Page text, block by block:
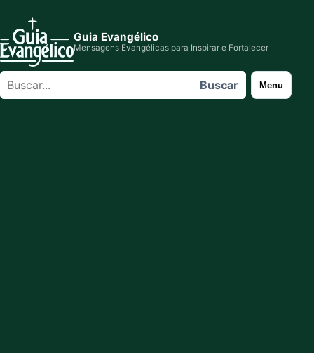
Guia Evangélico
Mensagens Evangélicas para Inspirar e Fortalecer
Buscar
no
site
Buscar Menu